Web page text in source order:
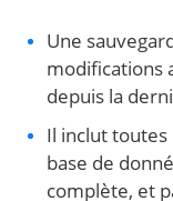
Une
modifications
depuis la
Il inclut
base de
complète, et